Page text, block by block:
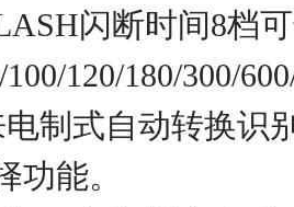
闪断时间8档
100/120/180/300/
电制式自动转换识
功能。